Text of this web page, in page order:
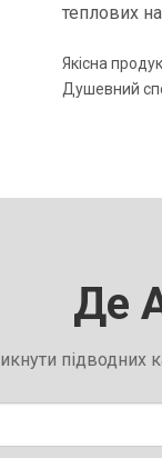
теплових
Якісна
Душевний
Де
підводних